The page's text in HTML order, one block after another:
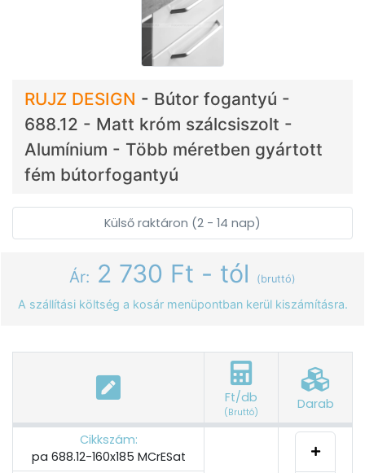
RUJZ DESIGN - Bútor fogantyú -
688.12 - Matt króm szálcsiszolt -
Alumínium - Több méretben gyártott
fém bútorfogantyú
Külső raktáron (2 - 14 nap)
Ár: 2 730 Ft - tól (bruttó)
A szállítási költség a kosár menüpontban kerül kiszámításra.
Ft/db
(Bruttó)
Darab
Cikkszám:
pa 688.12-160x185 MCrESat